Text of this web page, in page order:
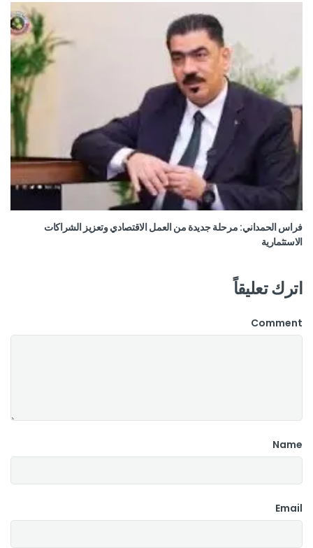
فراس الحمداني: مرحلة جديدة من العمل الاقتصادي وتعزيز الشراكات
الاستثمارية
اترك تعليقاً
Comment
Name
Email